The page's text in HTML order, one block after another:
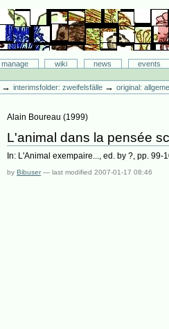
manage wiki news
events
→interimsfolder: zweifelsfälle →original:
Alain Boureau (1999)
L'animal dans la pensée
In: L'Animal exempaire..., ed. by ?, pp. 99-
byBibuser —last modified2007-01-17 08:46